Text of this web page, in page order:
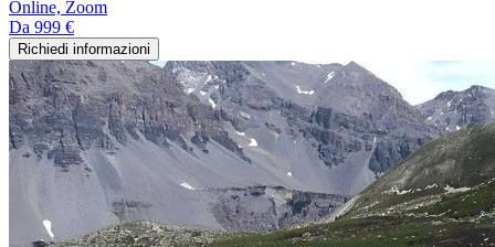
Online, Zoom
Da 999 €
Richiedi informazioni